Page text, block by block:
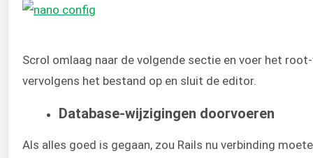
Scrol omlaag naar de volgende sectie en voer het
vervolgens het bestand op en sluit de editor.
Database-wijzigingen doorvoeren
Als alles goed is gegaan, zou Rails nu verbinding